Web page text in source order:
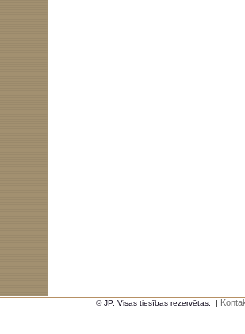
© JP. Visas tiesības rezervētas. |